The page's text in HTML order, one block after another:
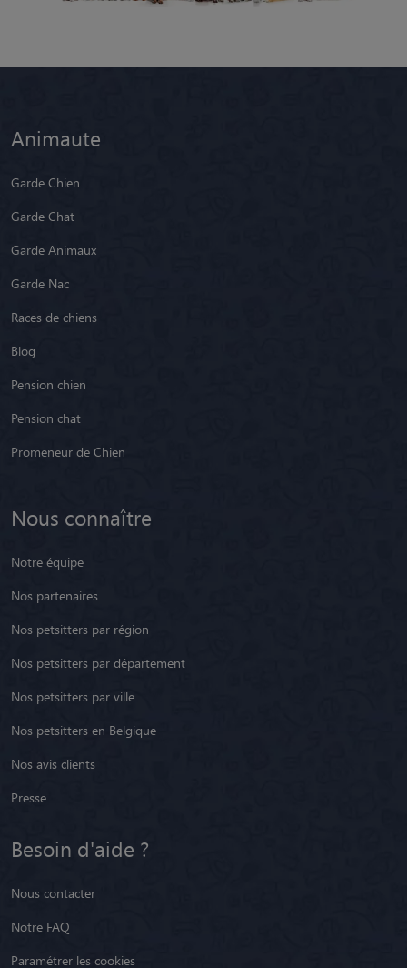
Animaute
Garde Chien
Garde Chat
Garde Animaux
Garde Nac
Races de chiens
Blog
Pension chien
Pension chat
Promeneur de Chien
Nous connaître
Notre équipe
Nos partenaires
Nos petsitters par région
Nos petsitters par département
Nos petsitters par ville
Nos petsitters en Belgique
Nos avis clients
Presse
Besoin d'aide ?
Nous contacter
Notre FAQ
Paramétrer les cookies